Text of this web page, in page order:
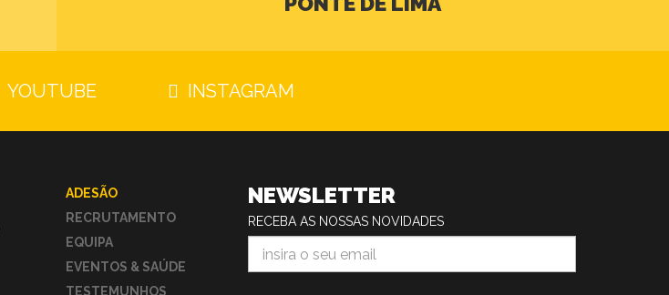
YOUTUBE INSTAGRAM
ADESÃO
RECRUTAMENTO
EQUIPA
EVENTOS & SAÚDE
TESTEMUNHOS
NEWSLETTER
RECEBA AS NOSSAS NOVIDADES